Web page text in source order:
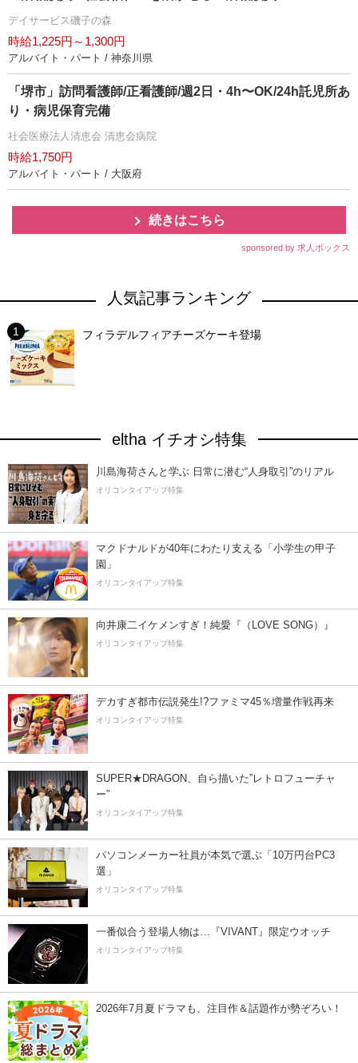
デイサービス磯子の森
時給1,225円～1,300円
アルバイト・パート / 神奈川県
「堺市」訪問看護師/正看護師/週2日・4h〜OK/24h託児所あ
り・病児保育完備
社会医療法人清恵会 清恵会病院
時給1,750円
アルバイト・パート / 大阪府
続きはこちら
sponsored by 求人ボックス
人気記事ランキング
フィラデルフィアチーズケーキ登場
eltha イチオシ特集
川島海荷さんと学ぶ 日常に潜む“人身取引”のリアル
オリコンタイアップ特集
マクドナルドが40年にわたり支える「小学生の甲子
園」
オリコンタイアップ特集
向井康二イケメンすぎ！純愛『（LOVE SONG）』
オリコンタイアップ特集
デカすぎ都市伝説発生!?ファミマ45％増量作戦再来
オリコンタイアップ特集
SUPER★DRAGON、自ら描いた”レトロフューチャ
ー”
オリコンタイアップ特集
パソコンメーカー社員が本気で選ぶ「10万円台PC3
選」
オリコンタイアップ特集
一番似合う登場人物は…『VIVANT』限定ウオッチ
オリコンタイアップ特集
2026年7月夏ドラマも、注目作＆話題作が勢ぞろい！